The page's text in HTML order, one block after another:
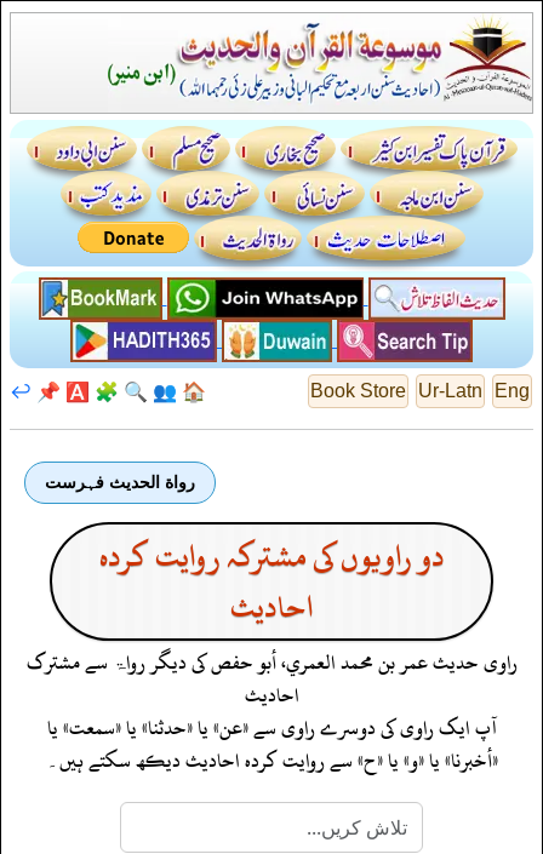
Eng
Ur-Latn
Book Store
🏠
👥
🔍
🧩
🅰️
📌
↩️
رواة الحديث فہرست
دو راویوں کی مشترکہ روایت کردہ
احادیث
راوی حدیثعمر بن محمد العمري، أبو حفصکی دیگر رواۃ سے مشترک
احادیث
آپ ایک راوی کی دوسرے راوی سے «عن» یا «حدثنا» یا «سمعت» یا
«أخبرنا» یا «و» یا «ح» سے روایت کردہ احادیث دیکھ سکتے ہیں۔